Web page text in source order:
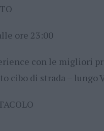
ore 23:00
con le migliori
cibo di strada – lungo